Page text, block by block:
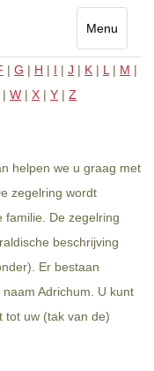
Menu
Toggle
| G | H | I | J | K | L | M |
| W | X | Y | Z
helpen we u graag met
zegelring wordt
familie. De zegelring
beschrijving
Er bestaan
Adrichum. U kunt
tot uw (tak van de)